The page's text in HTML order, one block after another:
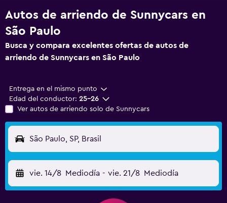
Autos de arriendo de Sunnycars en
São Paulo
Busca y compara excelentes ofertas de autos de
arriendo de Sunnycars en São Paulo
Entrega en el mismo punto
Edad del conductor: 25-26
Ver autos de arriendo solo de Sunnycars
São Paulo, SP, Brasil
vie. 14/8 Mediodía - vie. 21/8 Mediodía